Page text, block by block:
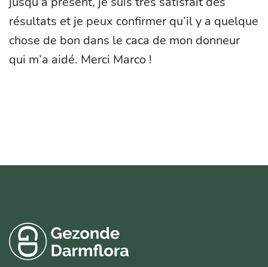
résultats et je peux confirmer qu’il y a quelque
chose de bon dans le caca de mon donneur
qui m’a aidé. Merci Marco !